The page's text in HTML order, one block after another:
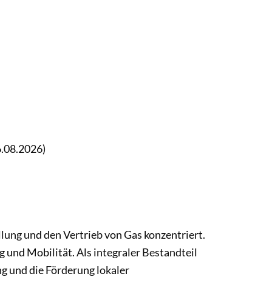
und den Vertrieb von Gas konzentriert.
und Mobilität. Als integraler Bestandteil
und die Förderung lokaler